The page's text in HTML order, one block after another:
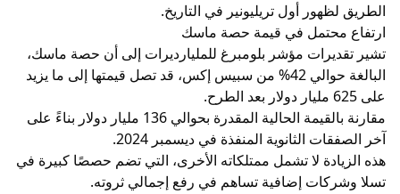
الطريق لظهور أول تريليونير في التاريخ.
ارتفاع محتمل في قيمة حصة ماسك
تشير تقديرات مؤشر بلومبرغ للمليارديرات إلى أن حصة ماسك،
البالغة حوالي 42% من سبيس إكس، قد تصل قيمتها إلى ما يزيد
على 625 مليار دولار بعد الطرح.
مقارنة بالقيمة الحالية المقدرة بحوالي 136 مليار دولار بناءً على
آخر الصفقات الثانوية المنفذة في ديسمبر 2024.
هذه الزيادة لا تشمل ممتلكاته الأخرى، التي تضم حصصًا كبيرة في
تسلا وشركات إضافية تساهم في رفع إجمالي ثروته.